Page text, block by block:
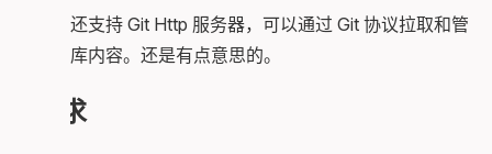
且自身还支持 Git Http 服务器，可以通过 Git 协议拉取和管
理知识库内容。还是有点意思的。
要求